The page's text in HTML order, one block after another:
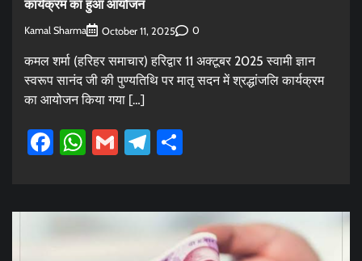
कार्यक्रम का हुआ आयोजन
Kamal Sharma October 11, 2025 0
कमल शर्मा (हरिहर समाचार) हरिद्वार 11 अक्टूबर 2025 स्वामी ज्ञान
स्वरूप सानंद जी की पुण्यतिथि पर मातृ सदन में श्रद्धांजलि कार्यक्रम
का आयोजन किया गया […]
Facebook
WhatsApp
GmailTelegram